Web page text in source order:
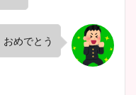
めでとう